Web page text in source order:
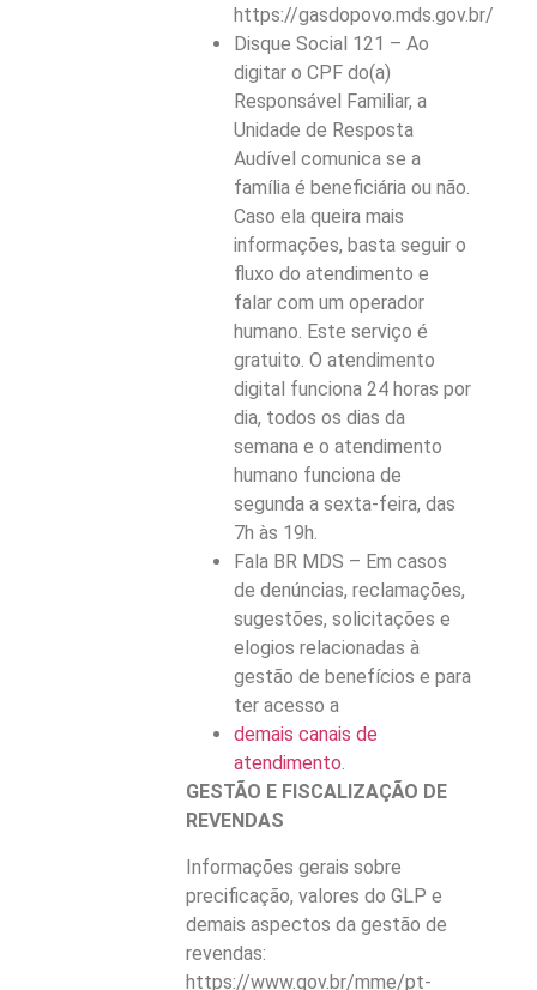
https://gasdopovo.mds.gov.br/
Disque Social 121 – Ao
digitar o CPF do(a)
Responsável Familiar, a
Unidade de Resposta
Audível comunica se a
família é beneficiária ou não.
Caso ela queira mais
informações, basta seguir o
fluxo do atendimento e
falar com um operador
humano. Este serviço é
gratuito. O atendimento
digital funciona 24 horas por
dia, todos os dias da
semana e o atendimento
humano funciona de
segunda a sexta-feira, das
7h às 19h.
Fala BR MDS – Em casos
de denúncias, reclamações,
sugestões, solicitações e
elogios relacionadas à
gestão de benefícios e para
ter acesso a
demais canais de
atendimento.
GESTÃO E FISCALIZAÇÃO DE
REVENDAS
Informações gerais sobre
precificação, valores do GLP e
demais aspectos da gestão de
revendas:
https://www.gov.br/mme/pt-